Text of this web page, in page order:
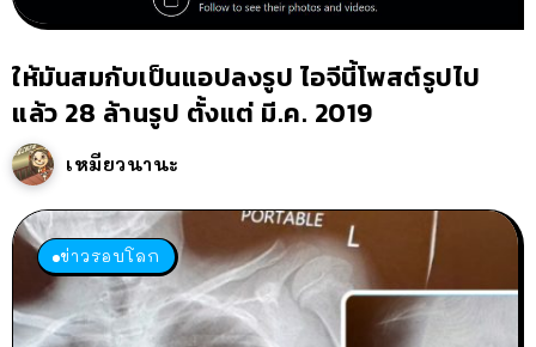
ให้มันสมกับเป็นแอปลงรูป ไอจีนี้โพสต์รูปไป
แล้ว 28 ล้านรูป ตั้งแต่ มี.ค. 2019
เหมียวนานะ
ข่าวรอบโลก